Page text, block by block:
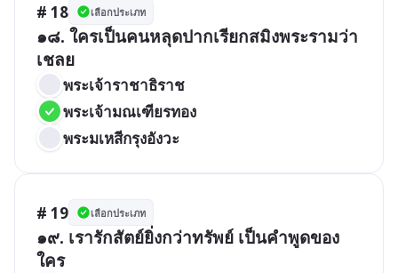
# 18 เลือกประเภท
๑๘. ใครเป็นคนหลุดปากเรียกสมิงพระรามว่า
เชลย
พระเจ้าราชาธิราช
พระเจ้ามณเฑียรทอง
พระมเหสีกรุงอังวะ
# 19 เลือกประเภท
๑๙. เรารักสัตย์ยิ่งกว่าทรัพย์ เป็นคำพูดของ
ใคร